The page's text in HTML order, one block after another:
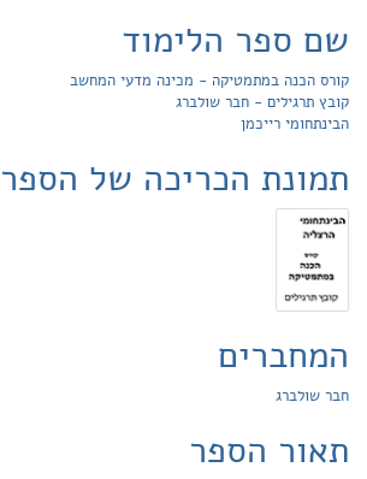
שם ספר הלימוד
קורס הכנה במתמטיקה - מכינה מדעי המחשב
קובץ תרגילים - חבר שולברג
הבינתחומי רייכמן
תמונת הכריכה של הספר
המחברים
חבר שולברג
תאור הספר